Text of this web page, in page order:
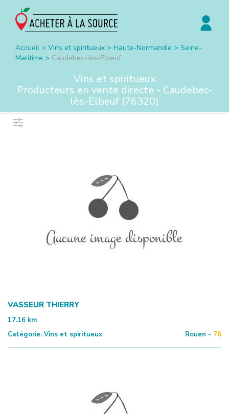
Accueil > Vins et spiritueux > Haute-Normandie > Seine-
Maritime > Caudebec-lès-Elbeuf
Vins et spiritueux
Producteurs en vente directe - Caudebec-
lès-Elbeuf (76320)
VASSEUR THIERRY
17.16 km
Catégorie: Vins et spiritueux Rouen - 76